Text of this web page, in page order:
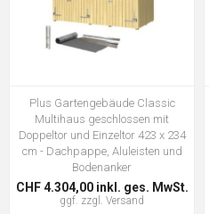
Plus Gartengebäude Classic
Multihaus geschlossen mit
Doppeltor und Einzeltor 423 x 234
cm - Dachpappe, Aluleisten und
Bodenanker
CHF 4.304,00 inkl. ges. MwSt.
ggf. zzgl. Versand